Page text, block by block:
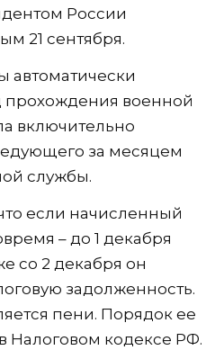
России
21 сентября.
автоматически
военной
включительно
за месяцем
службы.
если начисленный
– до 1 декабря
со 2 декабря он
задолженность.
пени. Порядок ее
Налоговом кодексе РФ.